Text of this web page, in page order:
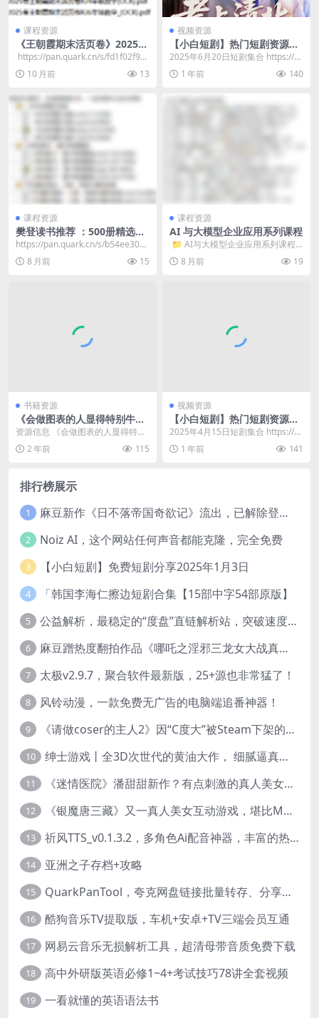
课程资源
《王朝霞期末活页卷》2025年
春1-6年级语数英
​ https://pan.quark.cn/s/fd1f02f92c
fc 📁 ...
10 月前 13
视频资源
【小白短剧】热门短剧资源分
享2025年6月20日
2025年6月20日短剧集合 https://p
an.quark.cn/s/a8...
1 年前 140
课程资源
樊登读书推荐 ：500册精选好
书，一站式提升认知与思维
https://pan.quark.cn/s/b54ee30bf
bfe 总计: ...
8 月前 15
课程资源
AI 与大模型企业应用系列课程
​ 📁 AI与大模型企业应用系列课程
📄 24.第二十四集：一家物...
8 月前 19
书籍资源
《会做图表的人显得特别牛》
日本平面设计大师手把手教你
做出清晰图表！
资源信息 《会做图表的人显得特别
牛》是日本平面设计大师所著，通
过手把手的教学方式...
2 年前 115
视频资源
【小白短剧】热门短剧资源分
享2025年4月15日
2025年4月15日短剧集合 https://p
an.quark.cn/s/bf...
1 年前 141
排行榜展示
1 麻豆新作《日不落帝国奇欲记》流出，已解除登录验证！
2 Noiz AI，这个网站任何声音都能克隆，完全免费
3 【小白短剧】免费短剧分享2025年1月3日
4 「韩国李海仁擦边短剧合集【15部中字54部原版】
5 公益解析，最稳定的“度盘”直链解析站，突破速度限制
6 麻豆蹭热度翻拍作品《哪吒之淫邪三龙女大战真阳魔童》 已上线
7 太极v2.9.7，聚合软件最新版，25+源也非常猛了！
8 风铃动漫，一款免费无广告的电脑端追番神器！
9 《请做coser的主人2》因“C度大”被Steam下架的真人美女互动游戏！
10 绅士游戏丨全3D次世代的黄油大作， 细腻逼真的双人互动狂想曲！
11 《迷情医院》潘甜甜新作？有点刺激的真人美女互动游戏
12 《银魔唐三藏》又一真人美女互动游戏，堪比M豆！
13 祈风TTS_v0.1.3.2，多角色Ai配音神器，丰富的热门音色
14 亚洲之子存档+攻略
15 QuarkPanTool，夸克网盘链接批量转存、分享和下载工具
16 酷狗音乐TV提取版，车机+安卓+TV三端会员互通
17 网易云音乐无损解析工具，超清母带音质免费下载
18 高中外研版英语必修1~4+考试技巧78讲全套视频
19 一看就懂的英语语法书